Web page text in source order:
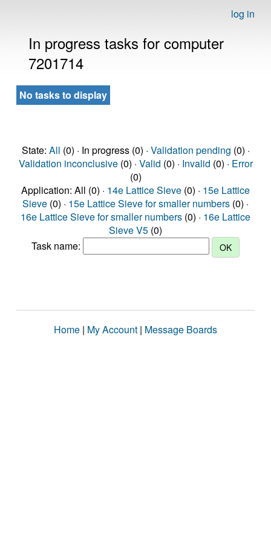
log in
In progress tasks for computer
7201714
No tasks to display
State: All (0) · In progress (0) · Validation pending (0) ·
Validation inconclusive(0) · Valid (0) · Invalid (0) · Error
(0)
Application: All (0) · 14e Lattice Sieve (0) · 15e Lattice
Sieve (0) · 15e Lattice Sieve for smaller numbers (0) ·
16e Lattice Sieve for smaller numbers (0) · 16e Lattice
Sieve V5 (0)
Task name:
Home | My Account | Message Boards